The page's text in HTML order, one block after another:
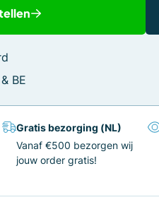
BE
Gratis bezorging (NL)
Vanaf €500 bezorgen wij
jouw order gratis!